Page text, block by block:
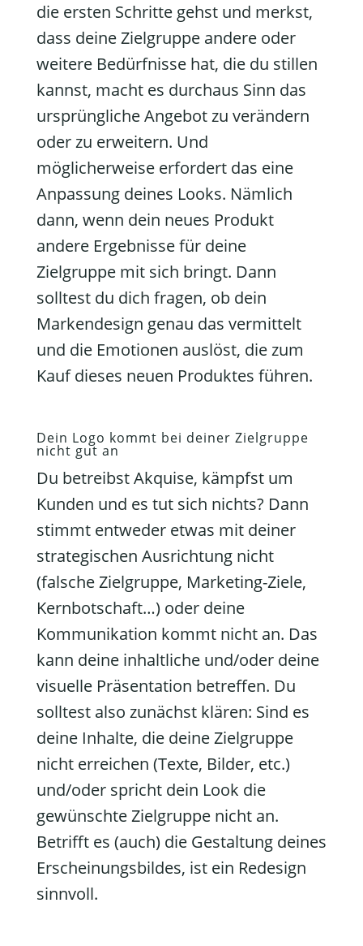
die ersten Schritte gehst und merkst,
dass deine Zielgruppe andere oder
weitere Bedürfnisse hat, die du stillen
kannst, macht es durchaus Sinn das
ursprüngliche Angebot zu verändern
oder zu erweitern. Und
möglicherweise erfordert das eine
Anpassung deines Looks. Nämlich
dann, wenn dein neues Produkt
andere Ergebnisse für deine
Zielgruppe mit sich bringt. Dann
solltest du dich fragen, ob dein
Markendesign genau das vermittelt
und die Emotionen auslöst, die zum
Kauf dieses neuen Produktes führen.
Dein Logo kommt bei deiner Zielgruppe
nicht gut an
Du betreibst Akquise, kämpfst um
Kunden und es tut sich nichts? Dann
stimmt entweder etwas mit deiner
strategischen Ausrichtung nicht
(falsche Zielgruppe, Marketing-Ziele,
Kernbotschaft…) oder deine
Kommunikation kommt nicht an. Das
kann deine inhaltliche und/oder deine
visuelle Präsentation betreffen. Du
solltest also zunächst klären: Sind es
deine Inhalte, die deine Zielgruppe
nicht erreichen (Texte, Bilder, etc.)
und/oder spricht dein Look die
gewünschte Zielgruppe nicht an.
Betrifft es (auch) die Gestaltung deines
Erscheinungsbildes, ist ein Redesign
sinnvoll.